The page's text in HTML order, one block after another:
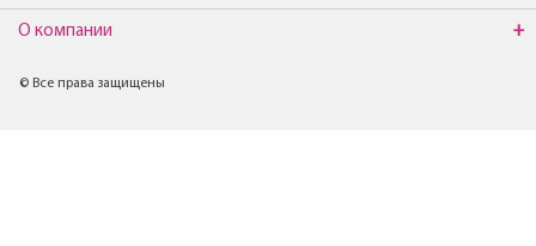
О компании
© Все права защищены